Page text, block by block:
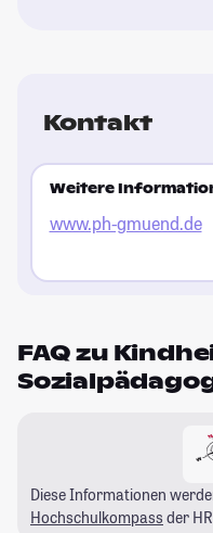
Kontakt
Weitere
www.ph-gmuend.de
FAQ zu
Diese Informationen
Hochschulkompass der